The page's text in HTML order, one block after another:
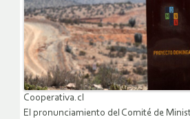
Cooperativa.cl
El pronunciamiento del Comité de